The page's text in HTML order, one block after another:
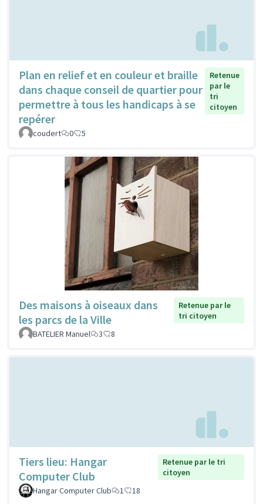
Plan en relief et en couleur et braille
dans chaque conseil de quartier pour
permettre à tous les handicaps à se
repérer
Retenue
par le
tri
citoyen
coudert 0 5
Des maisons à oiseaux dans
les parcs de la Ville
Retenue par le
tri citoyen
BATELIER Manuel
3 8
Tiers lieu: Hangar
Computer Club
Retenue par le tri
citoyen
Hangar Computer Club
1 18